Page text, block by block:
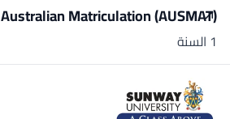
Australian Matriculation (AUSMAT)
1 السنة